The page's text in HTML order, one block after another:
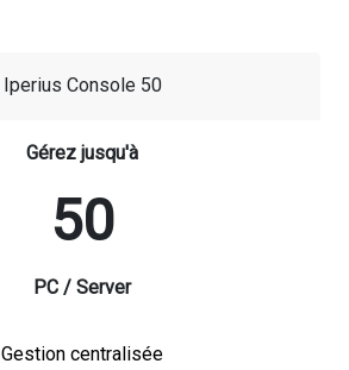
Iperius Console 50
Gérez jusqu'à
50
PC / Server
Gestion centralisée